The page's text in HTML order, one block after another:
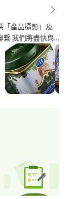
「產品攝影」及
繫 我們將盡快與
imagematting
：